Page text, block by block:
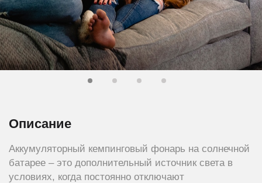
Описание
Аккумуляторный кемпинговый фонарь на солнечной
батарее – это дополнительный источник света в
условиях, когда постоянно отключают